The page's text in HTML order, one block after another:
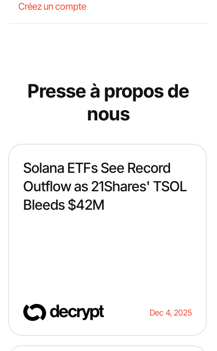
Créez un compte
Presse à propos de
nous
Solana ETFs See Record
Outflow as 21Shares' TSOL
Bleeds $42M
Dec 4, 2025